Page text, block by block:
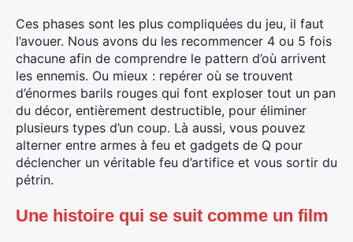
Ces phases sont les plus compliquées du jeu, il faut
l’avouer. Nous avons du les recommencer 4 ou 5 fois
chacune afin de comprendre le pattern d’où arrivent
les ennemis. Ou mieux : repérer où se trouvent
d’énormes barils rouges qui font exploser tout un pan
du décor, entièrement destructible, pour éliminer
plusieurs types d’un coup. Là aussi, vous pouvez
alterner entre armes à feu et gadgets de Q pour
déclencher un véritable feu d’artifice et vous sortir du
pétrin.
Une histoire qui se suit comme un film